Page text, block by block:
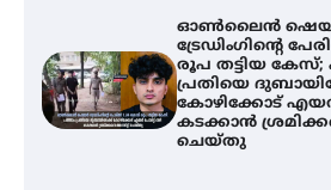
ഓൺലൈൻ
ട്രേഡിംഗിന്റെ
രൂപ തട്ടിയ കേസ്;
പ്രതിയെ
കോഴിക്കോട് എയർ
കടക്കാൻ
ചെയ്തു